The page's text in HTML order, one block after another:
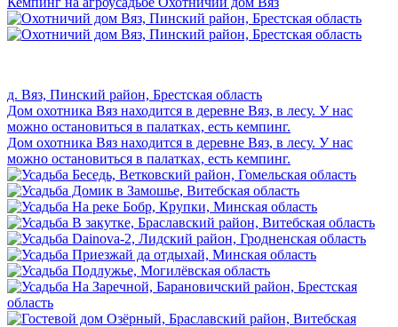
д. Вяз, Пинский район, Брестская область
Дом охотника Вяз находится в деревне Вяз, в лесу. У нас
можно остановиться в палатках, есть кемпинг.
Дом охотника Вяз находится в деревне Вяз, в лесу. У нас
можно остановиться в палатках, есть кемпинг.